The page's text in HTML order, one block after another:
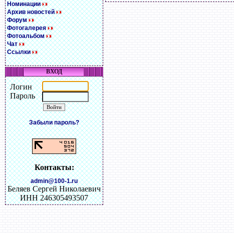
Номинации
Архив новостей
Форум
Фотогалерея
Фотоальбом
Чат
Ссылки
ВХОД
Логин
Пароль
Забыли пароль?
Контакты:
admin@100-1.ru
Беляев Сергей Николаевич
ИНН 246305493507